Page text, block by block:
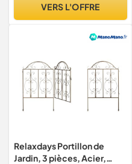
VERS L'OFFRE
Relaxdays Portillon de
Jardin, 3 pièces, Acier,